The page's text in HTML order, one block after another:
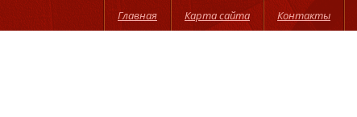
Главная Карта сайта Контакты